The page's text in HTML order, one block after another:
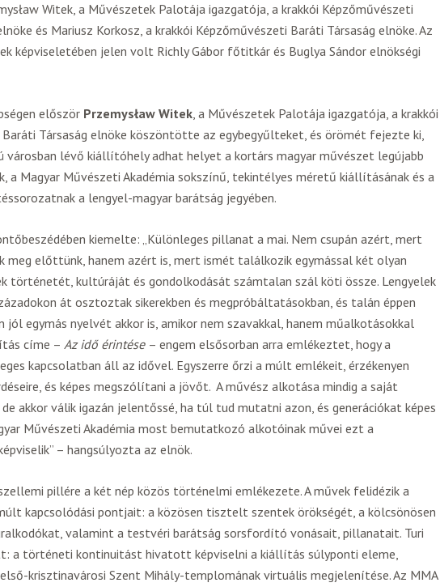
Witek, a Művészetek Palotája igazgatója, a krakkói Képzőművészeti
és Mariusz Korkosz, a krakkói Képzőművészeti Baráti Társaság elnöke. Az
képviseletében jelen volt Richly Gábor főtitkár és Buglya Sándor elnökségi
először Przemysław Witek, a Művészetek Palotája igazgatója, a krakkói
Társaság elnöke köszöntötte az egybegyűlteket, és örömét fejezte ki,
városban lévő kiállítóhely adhat helyet a kortárs magyar művészet legújabb
a Magyar Művészeti Akadémia sokszínű, tekintélyes méretű kiállításának és a
a lengyel-magyar barátság jegyében.
kiemelte: „Különleges pillanat a mai. Nem csupán azért, mert
meg előttünk, hanem azért is, mert ismét találkozik egymással két olyan
történetét, kultúráját és gondolkodását számtalan szál köti össze. Lengyelek
át osztoztak sikerekben és megpróbáltatásokban, és talán éppen
jól egymás nyelvét akkor is, amikor nem szavakkal, hanem műalkotásokkal
címe – Az idő érintése – engem elsősorban arra emlékeztet, hogy a
kapcsolatban áll az idővel. Egyszerre őrzi a múlt emlékeit, érzékenyen
és képes megszólítani a jövőt. A művész alkotása mindig a saját
akkor válik igazán jelentőssé, ha túl tud mutatni azon, és generációkat képes
Művészeti Akadémia most bemutatkozó alkotóinak művei ezt a
– hangsúlyozta az elnök.
pillére a két nép közös történelmi emlékezete. A művek felidézik a
kapcsolódási pontjait: a közösen tisztelt szentek örökségét, a kölcsönösen
valamint a testvéri barátság sorsfordító vonásait, pillanatait. Turi
a történeti kontinuitást hivatott képviselni a kiállítás súlyponti eleme,
krisztinavárosi Szent Mihály-templomának virtuális megjelenítése. Az MMA